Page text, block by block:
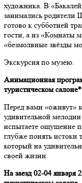
художника. В
занимались родители
готово к субботней
гости, а из «Комнаты
«безмолвные звёзды
Экскурсия по музею.
Анимационная
туристическом салоне*
Перед вами «оживут»
удивительной
испытаете ощущение
глубже понять истоки
который на
своей жизни.
На заезд 02-04 января